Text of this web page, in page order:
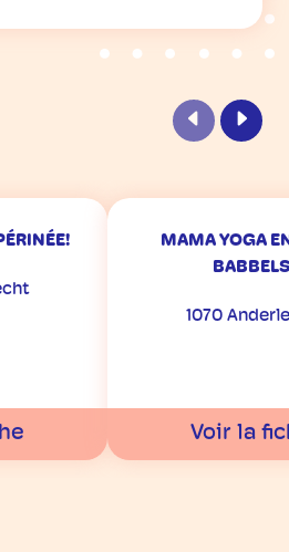
Précédent
MAMA YOGA
BABBELS
1070
Voir la